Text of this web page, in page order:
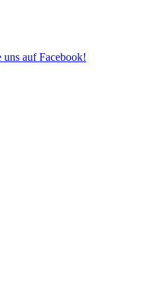
uns auf Facebook!